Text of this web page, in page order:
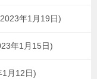
2023年1月19日
年1月15日
月12日